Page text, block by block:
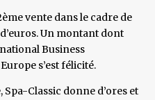
vente dans le cadre de
Un montant dont
Business
s’est félicité.
Classic donne d’ores et